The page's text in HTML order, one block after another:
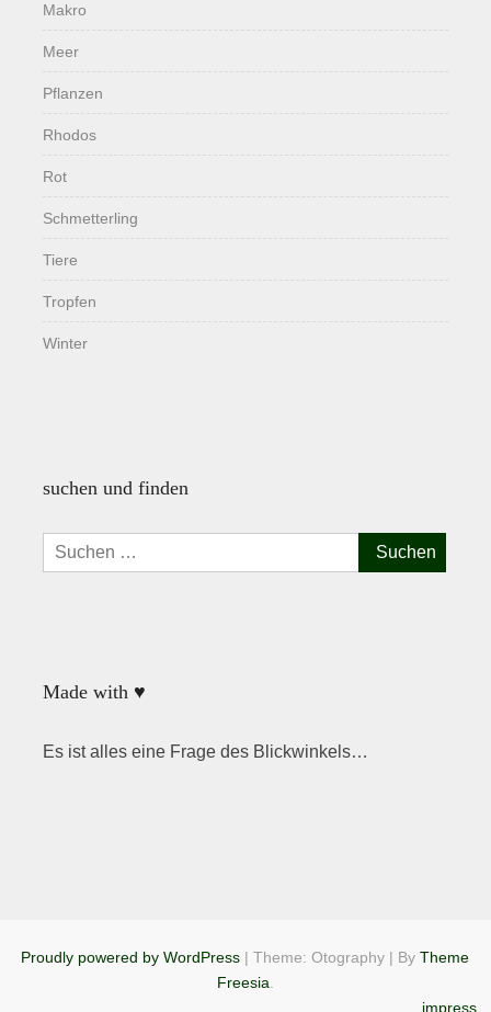
Makro
Meer
Pflanzen
Rhodos
Rot
Schmetterling
Tiere
Tropfen
Winter
suchen und finden
Suchen
nach:
Made with ♥
Es ist alles eine Frage des Blickwinkels…
Proudly powered by WordPress |Theme: Otography | ByTheme
Freesia
impress